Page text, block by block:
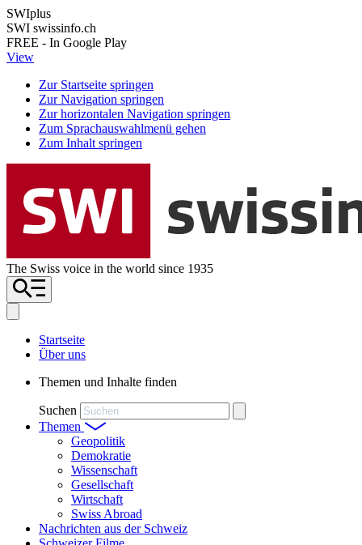
SWIplus
SWI swissinfo.ch
FREE - In Google Play
View
Zur Startseite springen
Zur Navigation springen
Zur horizontalen Navigation springen
Zum Sprachauswahlmenü gehen
Zum Inhalt springen
The Swiss voice in the world since 1935
Startseite
Über uns
Themen und Inhalte finden
Suchen
Themen
Geopolitik
Demokratie
Wissenschaft
Gesellschaft
Wirtschaft
Swiss Abroad
Nachrichten aus der Schweiz